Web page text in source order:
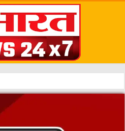
को सर्वोच्च प्राथमिकता देते हुए कई महत्वपूर्ण